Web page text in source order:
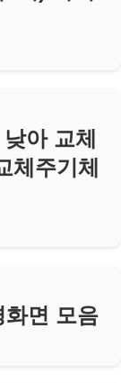
아 교체
체주기체
화면 모음